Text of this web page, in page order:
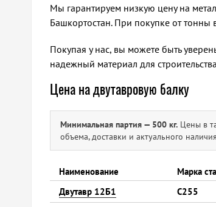
Мы гарантируем низкую цену на
Башкортостан. При покупке от
Покупая у нас, вы можете быть
надежный материал для
Цена на двутавровую балку
Минимальная партия — 500 кг. Цены в
объема, доставки и актуального
Наименование Марка
Двутавр 12Б1
С255